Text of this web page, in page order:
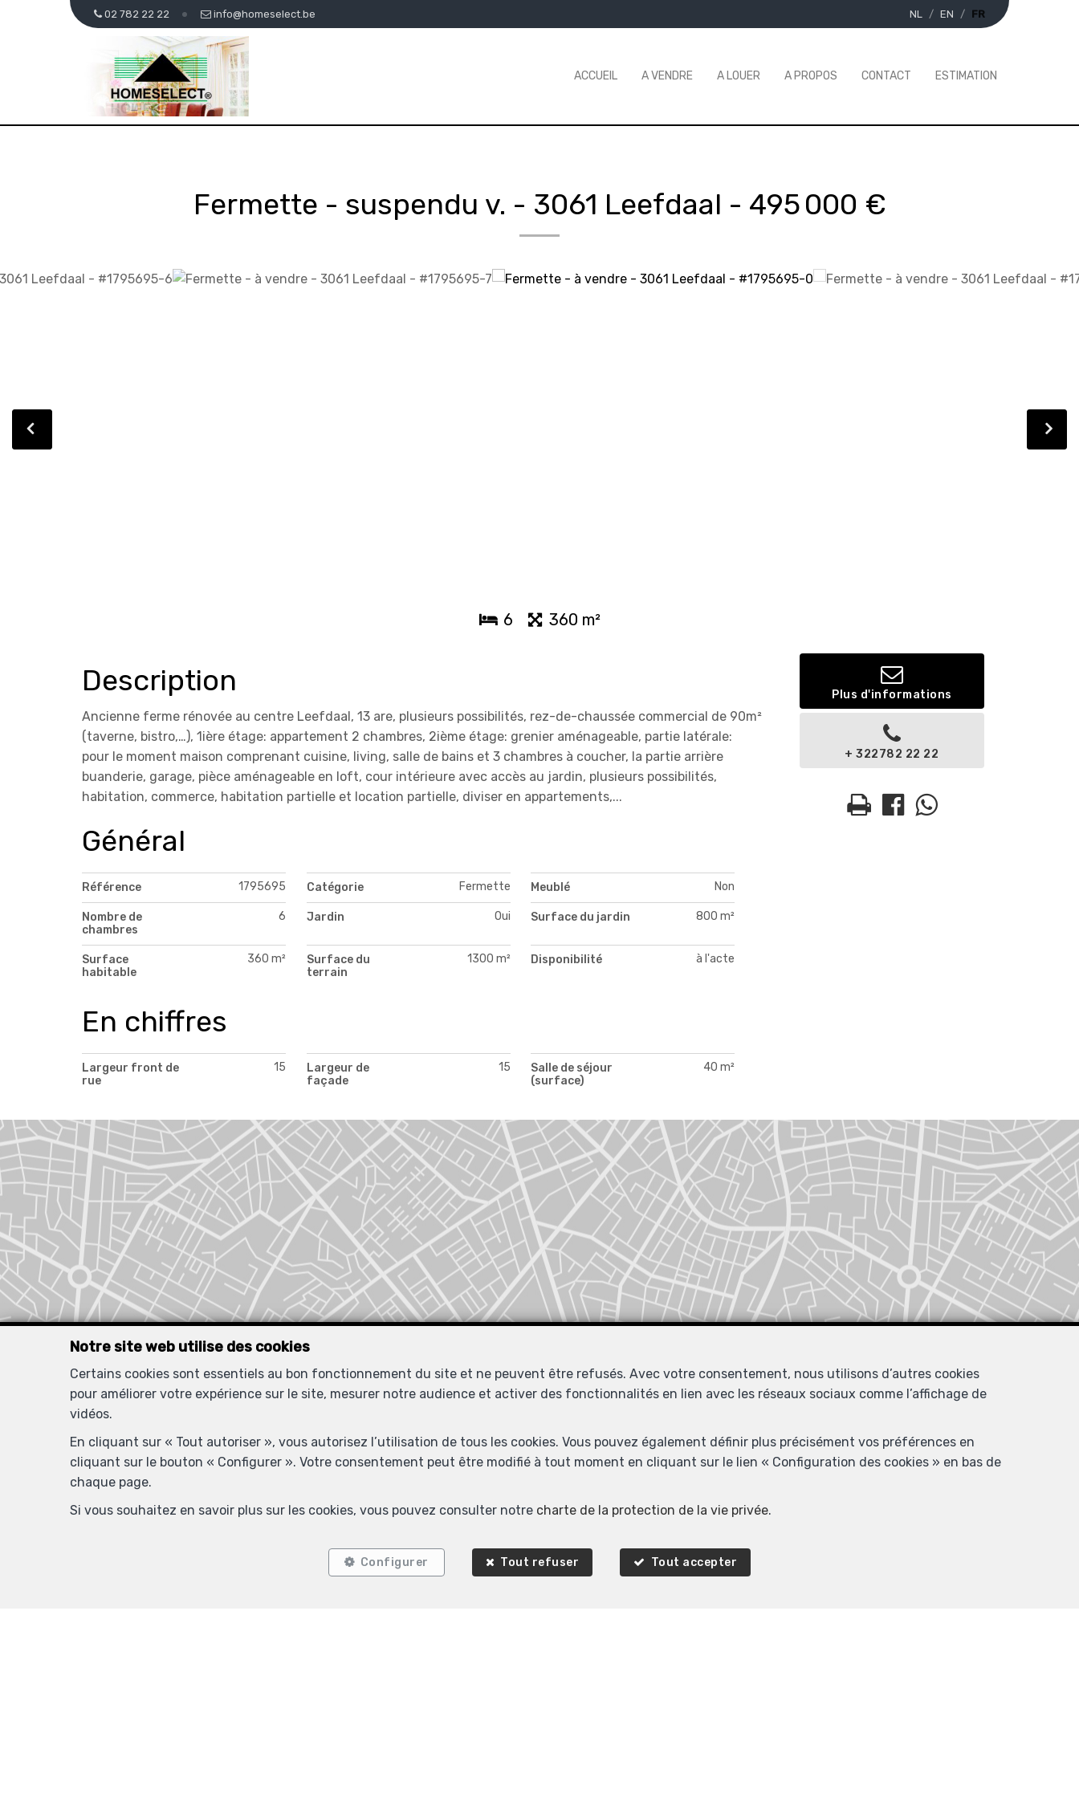
02 782 22 22 info@homeselect.be NL EN FR
ACCUEIL A VENDRE A LOUER A PROPOS CONTACT ESTIMATION
Fermette - suspendu v. - 3061 Leefdaal - 495 000 €
6 360 m²
Description
Ancienne ferme rénovée au centre Leefdaal, 13 are, plusieurs possibilités, rez-de-chaussée commercial de 90m²
(taverne, bistro,…), 1ière étage: appartement 2 chambres, 2ième étage: grenier aménageable, partie latérale:
pour le moment maison comprenant cuisine, living, salle de bains et 3 chambres à coucher, la partie arrière
buanderie, garage, pièce aménageable en loft, cour intérieure avec accès au jardin, plusieurs possibilités,
habitation, commerce, habitation partielle et location partielle, diviser en appartements,...
Général
Référence 1795695 Catégorie Fermette Meublé Non
Nombre de
chambres
6 Jardin Oui Surface du jardin 800 m²
Surface
habitable
360 m²
Surface du
terrain
1300 m² Disponibilité à l'acte
En chiffres
Largeur front de
rue
15
Largeur de
façade
15
Salle de séjour
(surface)
40 m²
Plus d'informations
+ 322782 22 22
Notre site web utilise des cookies
Certains cookies sont essentiels au bon fonctionnement du site et ne peuvent être refusés. Avec votre consentement, nous utilisons d’autres cookies
pour améliorer votre expérience sur le site, mesurer notre audience et activer des fonctionnalités en lien avec les réseaux sociaux comme l’affichage de
vidéos.
En cliquant sur « Tout autoriser », vous autorisez l’utilisation de tous les cookies. Vous pouvez également définir plus précisément vos préférences en
cliquant sur le bouton « Configurer ». Votre consentement peut être modifié à tout moment en cliquant sur le lien « Configuration des cookies » en bas de
chaque page.
Si vous souhaitez en savoir plus sur les cookies, vous pouvez consulter notre charte de la protection de la vie privée.
Configurer Tout refuser Tout accepter